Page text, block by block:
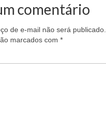
Comerciários RJ
comentário
de e-mail não será publicado.
marcados com *